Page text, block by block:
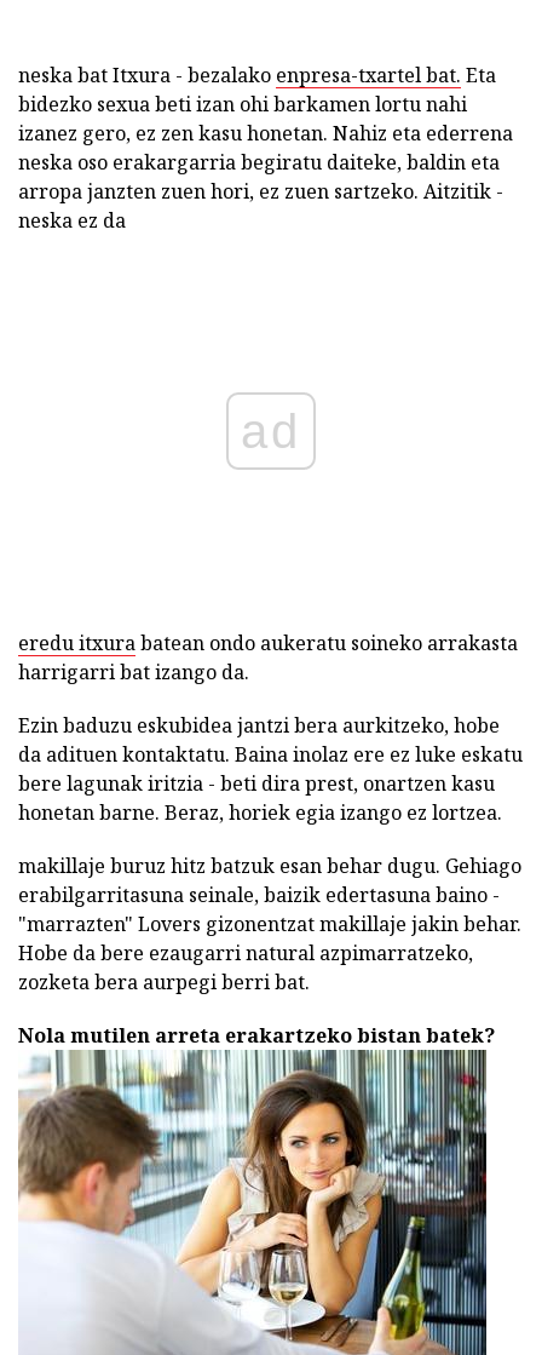
neska bat Itxura - bezalako enpresa-txartel bat. Eta
bidezko sexua beti izan ohi barkamen lortu nahi
izanez gero, ez zen kasu honetan. Nahiz eta ederrena
neska oso erakargarria begiratu daiteke, baldin eta
arropa janzten zuen hori, ez zuen sartzeko. Aitzitik -
neska ez da
ad
eredu itxurabatean ondo aukeratu soineko arrakasta
harrigarri bat izango da.
Ezin baduzu eskubidea jantzi bera aurkitzeko, hobe
da adituen kontaktatu. Baina inolaz ere ez luke eskatu
bere lagunak iritzia - beti dira prest, onartzen kasu
honetan barne. Beraz, horiek egia izango ez lortzea.
makillaje buruz hitz batzuk esan behar dugu. Gehiago
erabilgarritasuna seinale, baizik edertasuna baino -
"marrazten" Lovers gizonentzat makillaje jakin behar.
Hobe da bere ezaugarri natural azpimarratzeko,
zozketa bera aurpegi berri bat.
Nola mutilen arreta erakartzeko bistan batek?